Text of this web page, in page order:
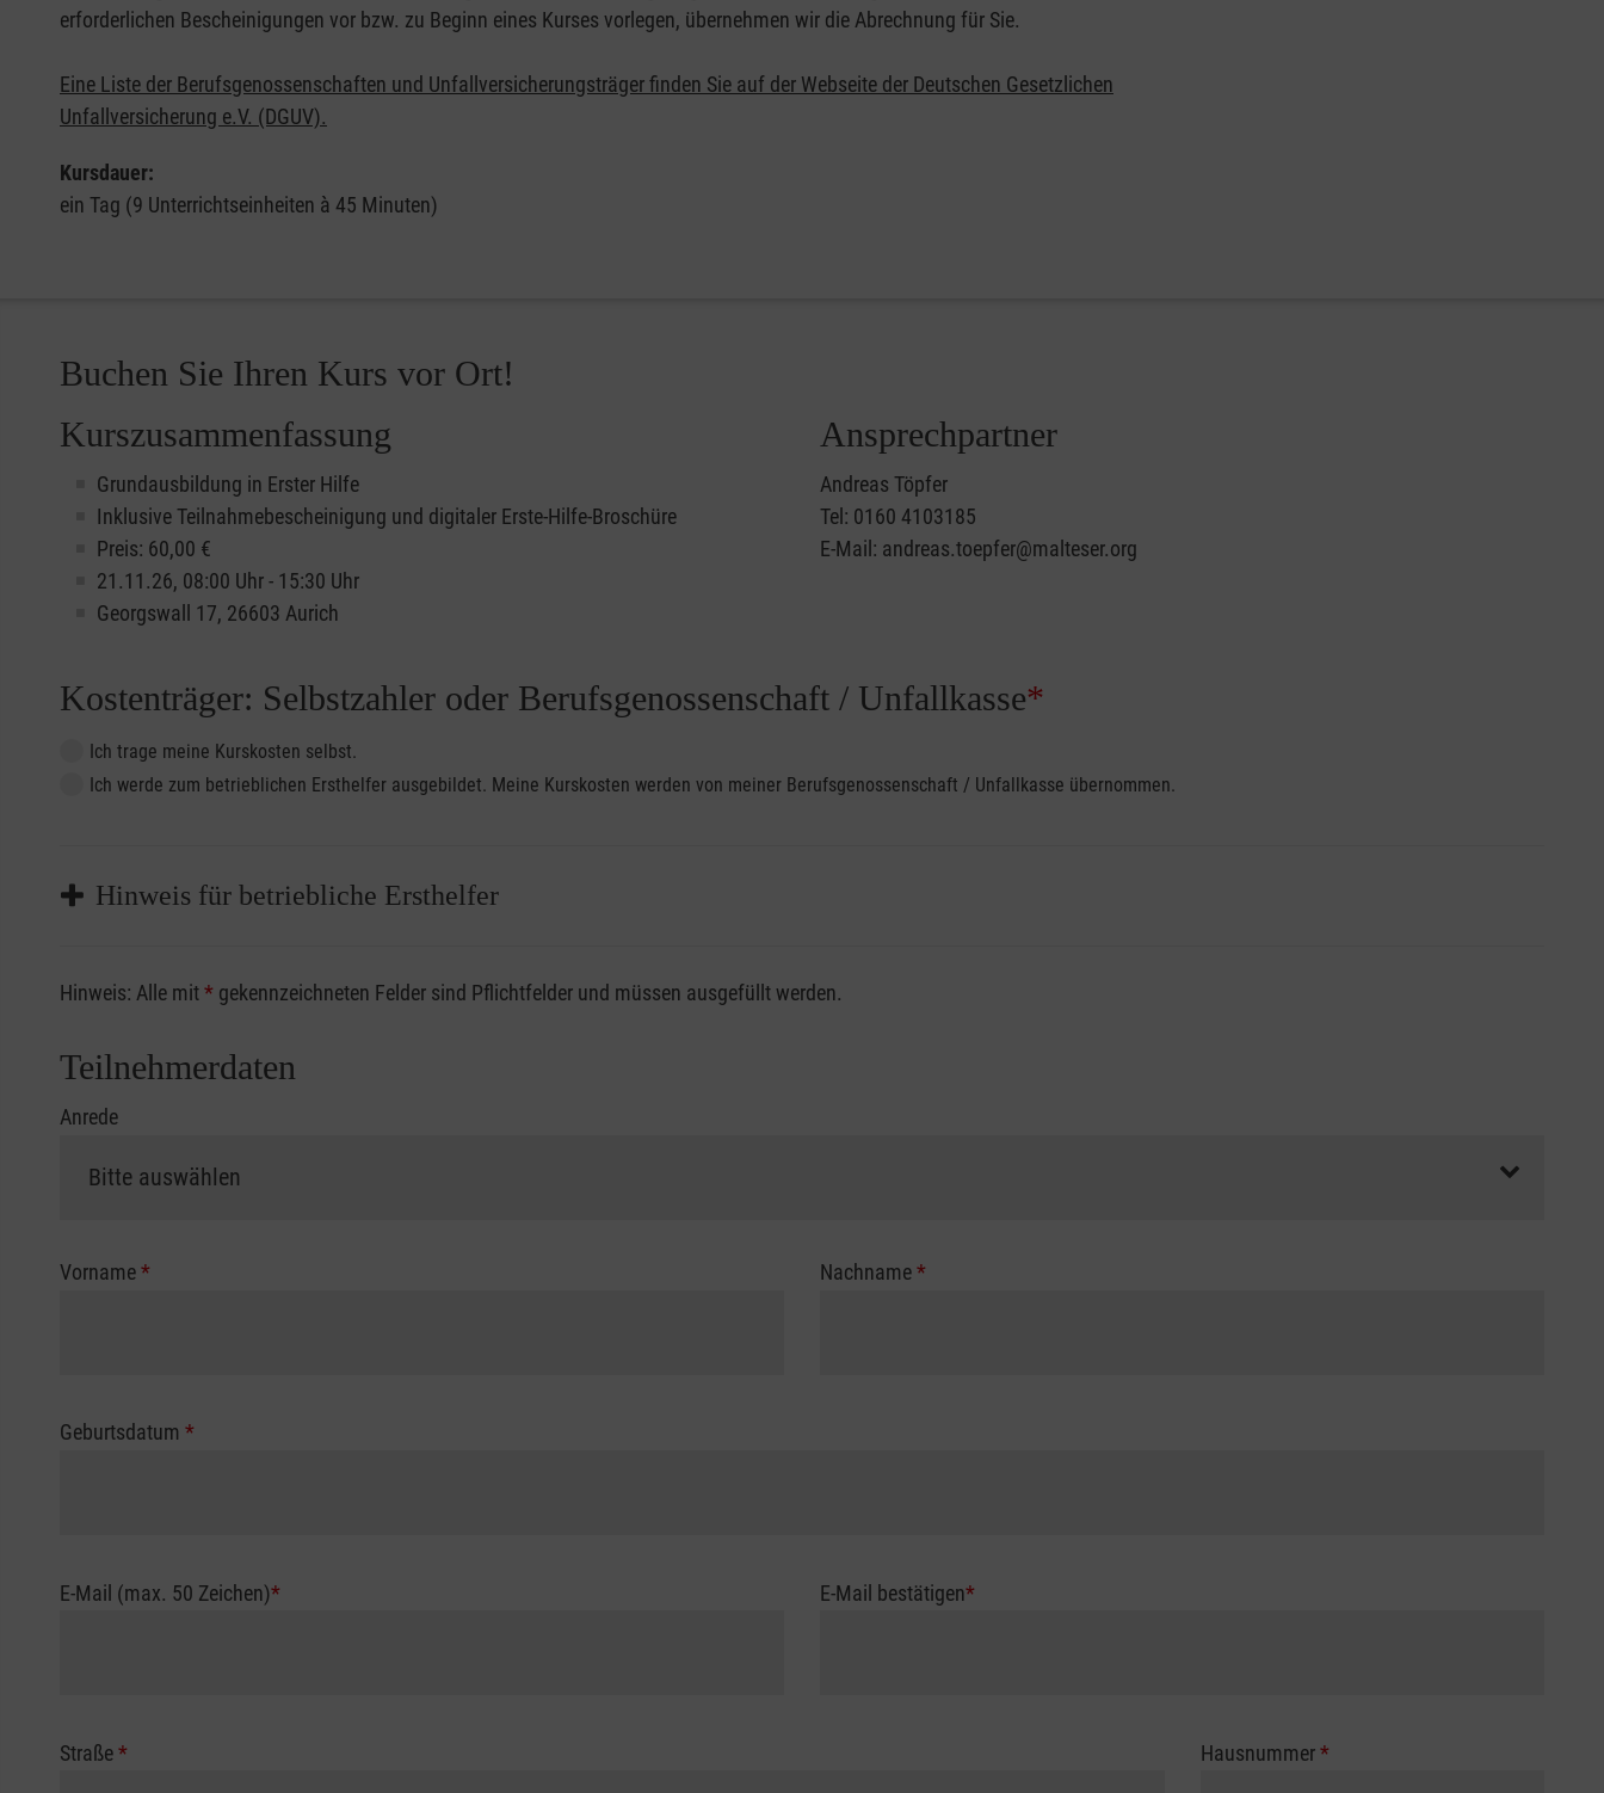
erforderlichen Bescheinigungen vor bzw. zu Beginn eines Kurses vorlegen, übernehmen wir die Abrechnung für Sie.
Eine Liste der Berufsgenossenschaften und Unfallversicherungsträger finden Sie auf der Webseite der Deutschen Gesetzlichen
Unfallversicherung e.V. (DGUV).
Kursdauer:
ein Tag (9 Unterrichtseinheiten à 45 Minuten)
Buchen Sie Ihren Kurs vor Ort!
Kurszusammenfassung
Grundausbildung in Erster Hilfe
Inklusive Teilnahmebescheinigung und digitaler Erste-Hilfe-Broschüre
Preis: 60,00 €
21.11.26, 08:00 Uhr - 15:30 Uhr
Georgswall 17, 26603 Aurich
Ansprechpartner
Andreas Töpfer
Tel: 0160 4103185
E-Mail: andreas.toepfer@malteser.org
Kostenträger: Selbstzahler oder Berufsgenossenschaft / Unfallkasse*
Ich trage meine Kurskosten selbst.
Ich werde zum betrieblichen Ersthelfer ausgebildet. Meine Kurskosten werden von meiner Berufsgenossenschaft / Unfallkasse übernommen.
Hinweis für betriebliche Ersthelfer
Sofern Sie ein Kostenübernahmeverfahren Ihrer Berufsgenossenschaft / Unfallkasse nutzen, beachten Sie bitte, dass die Abrechnungsunterlagen spätestens zu Kursbeginn
vorliegen müssen. Andernfalls erfolgt eine Abrechnung der vollen Kursgebühr als Selbstzahler.
Hinweis: Alle mit* gekennzeichneten Felder sind Pflichtfelder und müssen ausgefüllt werden.
Teilnehmerdaten
Anrede
Vorname* Nachname*
Geburtsdatum *
E-Mail (max. 50 Zeichen)* E-Mail bestätigen*
Straße* Hausnummer*